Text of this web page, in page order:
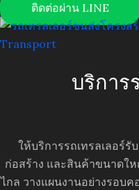
ติดต่อผ่าน LINE
บริการ
ให้บริการรถเทรลเลอร์รั
ก่อสร้าง และสินค้าขนาดใ
ไกล วางแผนงานอย่างรอบ